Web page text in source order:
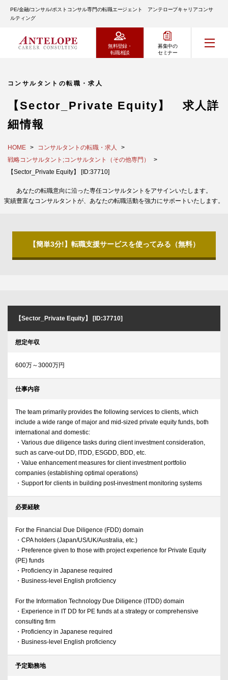
PE/金融/コンサル/ポストコンサル専門の転職エージェント アンテロープキャリアコンサ
ルティング
無料登録・
転職相談
募集中の
セミナー
コンサルタントの転職・求人
【Sector_Private Equity】 求人詳
細情報
HOME
コンサルタントの転職・求人
戦略コンサルタント;コンサルタント（その他専門）
【Sector_Private Equity】 [ID:37710]
あなたの転職意向に沿った専任コンサルタントをアサインいたします。
実績豊富なコンサルタントが、あなたの転職活動を強力にサポートいたします。
【簡単3分!】転職支援サービスを使ってみる（無料）
【Sector_Private Equity】 [ID:37710]
想定年収
600万～3000万円
仕事内容
The team primarily provides the following services to clients, which
include a wide range of major and mid-sized private equity funds, both
international and domestic:
・Various due diligence tasks during client investment consideration,
such as carve-out DD, ITDD, ESGDD, BDD, etc.
・Value enhancement measures for client investment portfolio
companies (establishing optimal operations)
・Support for clients in building post-investment monitoring systems
必要経験
For the Financial Due Diligence (FDD) domain
・CPA holders (Japan/US/UK/Australia, etc.)
・Preference given to those with project experience for Private Equity
(PE) funds
・Proficiency in Japanese required
・Business-level English proficiency
For the Information Technology Due Diligence (ITDD) domain
・Experience in IT DD for PE funds at a strategy or comprehensive
consulting firm
・Proficiency in Japanese required
・Business-level English proficiency
予定勤務地